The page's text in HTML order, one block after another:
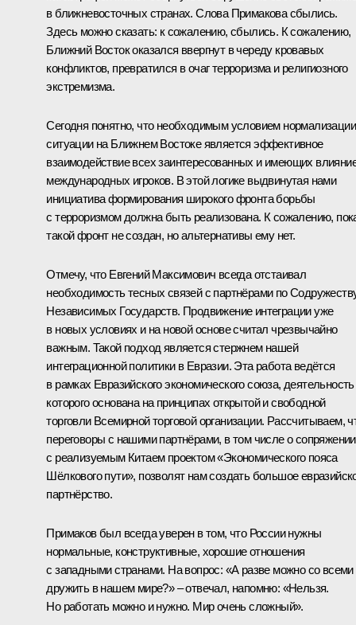
в ближневосточных странах. Слова Примакова сбылись.
Здесь можно сказать: к сожалению, сбылись. К сожалению,
Ближний Восток оказался ввергнут в череду кровавых
конфликтов, превратился в очаг терроризма и религиозного
экстремизма.
Сегодня понятно, что необходимым условием нормализации
ситуации на Ближнем Востоке является эффективное
взаимодействие всех заинтересованных и имеющих
международных игроков. В этой логике выдвинутая нами
инициатива формирования широкого фронта борьбы
с терроризмом должна быть реализована. К сожалению,
такой фронт не создан, но альтернативы ему нет.
Отмечу, что Евгений Максимович всегда отстаивал
необходимость тесных связей с партнёрами по
Независимых Государств. Продвижение интеграции уже
в новых условиях и на новой основе считал чрезвычайно
важным. Такой подход является стержнем нашей
интеграционной политики в Евразии. Эта работа ведётся
в рамках Евразийского экономического союза, деятельность
которого основана на принципах открытой и свободной
торговли Всемирной торговой организации. Рассчитываем,
переговоры с нашими партнёрами, в том числе о сопряжении
с реализуемым Китаем проектом «Экономического пояса
Шёлкового пути», позволят нам создать большое
партнёрство.
Примаков был всегда уверен в том, что России нужны
нормальные, конструктивные, хорошие отношения
с западными странами. На вопрос: «А разве можно со всеми
дружить в нашем мире?» – отвечал, напомню: «Нельзя.
Но работать можно и нужно. Мир очень сложный».